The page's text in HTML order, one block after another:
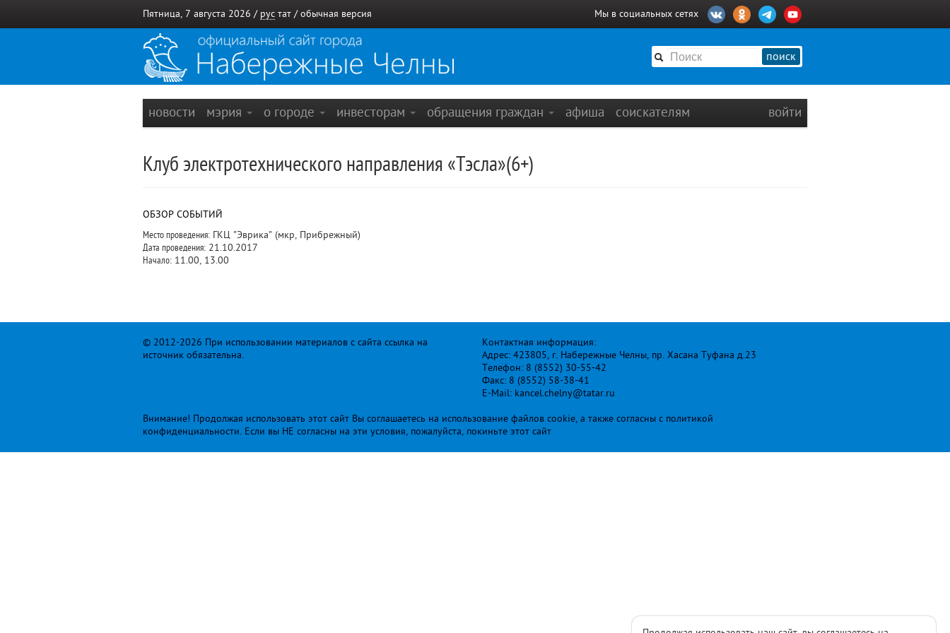
Пятница, 7 августа 2026 / рус тат / обычная версия Мы в социальных сетях
поиск
новости мэрия о городе инвесторам обращения граждан афиша соискателям войти
Клуб электротехнического направления «Тэсла»(6+)
ОБЗОР СОБЫТИЙ
Место проведения: ГКЦ "Эврика" (мкр, Прибрежный)
Дата проведения: 21.10.2017
Начало: 11.00, 13.00
© 2012-2026 При использовании материалов с сайта ссылка на
источник обязательна.
Контактная информация:
Адрес: 423805, г. Набережные Челны, пр. Хасана Туфана д.23
Телефон: 8 (8552) 30-55-42
Факс: 8 (8552) 58-38-41
E-Mail: kancel.chelny@tatar.ru
Внимание! Продолжая использовать этот сайт Вы соглашаетесь на использование файлов cookie, а также согласны с политикой
конфиденциальности. Если вы НЕ согласны на эти условия, пожалуйста, покиньте этот сайт